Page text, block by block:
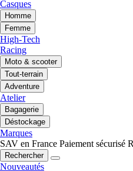
Casques
Homme
Femme
High-Tech
Racing
Moto & scooter
Tout-terrain
Adventure
Atelier
Bagagerie
Déstockage
Marques
SAV en France Paiement sécurisé
Rechercher
Nouveautés